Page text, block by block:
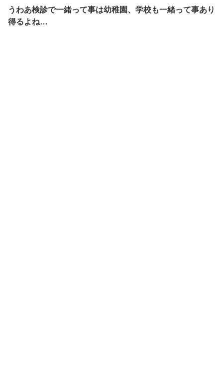
うわあ検診で一緒って事は幼稚園、学校も一緒って事あり
得るよね…